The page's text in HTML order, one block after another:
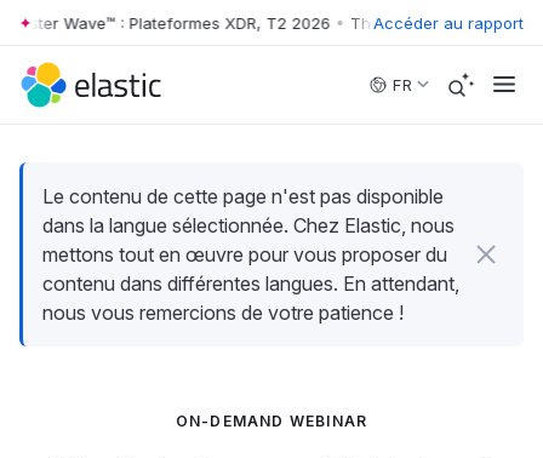
Skip to main content
Wave™ : Plateformes XDR, T2 2026 • The Forrester Wave™ :
Accéder au rapport
FR
Le contenu de cette page n'est pas disponible
dans la langue sélectionnée. Chez Elastic, nous
mettons tout en œuvre pour vous proposer du
contenu dans différentes langues. En attendant,
nous vous remercions de votre patience !
ON-DEMAND WEBINAR